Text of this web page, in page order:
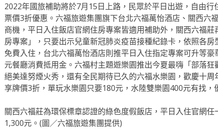
2022年國旅補助將於7月15日上路，民眾於平日出遊，自由
票價3折優惠。六福旅遊集團旗下台北六福萬怡酒店、關西六
商機，平日入住飯店官網住房專案皆適用補助外，關西六福
房專案」，只要出示兒童新冠肺炎疫苗接種紀錄卡，依照各
免費入住，台北六福萬怡酒店則推平日入住指定專案可升等
元餐廳消費抵用金。六福村主題遊樂園推出今夏最嗨「部落
絕美達努煙火秀，還有全民期待已久的六福水樂園，歡慶十
享牌價3折，單玩水樂園只要180元，水陸雙樂園400元有找，
關西六福莊為環保標章認證的綠色度假飯店，平日入住官網
1,300元。(圖／六福旅遊集團提供)